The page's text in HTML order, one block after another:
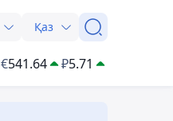
Қаз
€541.64 ₽5.71